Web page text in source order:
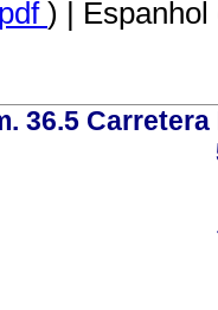
pdf ) | Espanhol
36.5